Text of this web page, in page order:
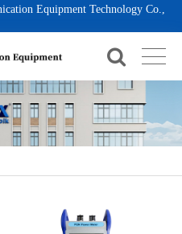
Equipment Technology Co.,